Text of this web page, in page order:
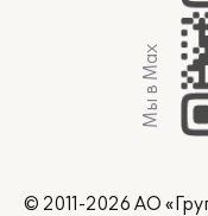
Мы в Max
© 2011-2026 АО